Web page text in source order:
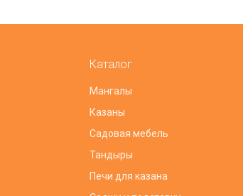
Каталог
Мангалы
Казаны
Садовая мебель
Тандыры
Печи для казана